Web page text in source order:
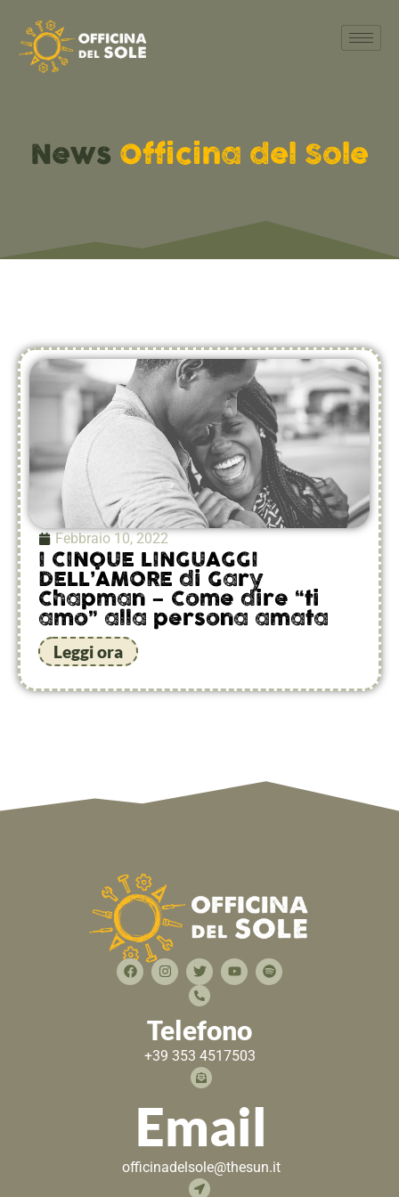
News Officina del Sole
Febbraio 10, 2022
I CINQUE LINGUAGGI
DELL’AMORE di Gary
Chapman – Come dire “ti
amo” alla persona amata
Leggi ora
Telefono
+39 353 4517503
Email
officinadelsole@thesun.it